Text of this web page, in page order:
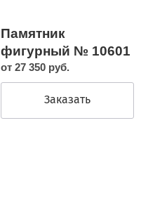
Памятник
фигурный № 10601
от 27 350 руб.
Заказать